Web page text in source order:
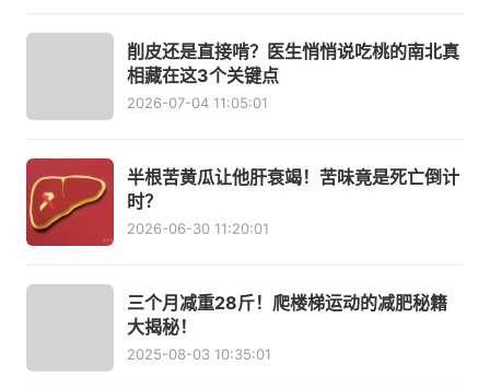
削皮还是直接啃？医生悄悄说吃桃的南北真
相藏在这3个关键点
2026-07-04 11:05:01
半根苦黄瓜让他肝衰竭！苦味竟是死亡倒计
时？
2026-06-30 11:20:01
三个月减重28斤！爬楼梯运动的减肥秘籍
大揭秘！
2025-08-03 10:35:01